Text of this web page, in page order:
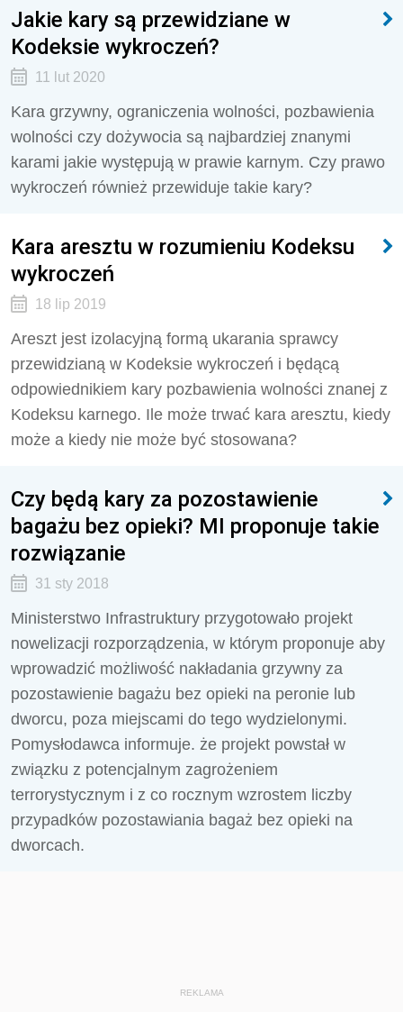
Jakie kary są przewidziane w
Kodeksie wykroczeń?
11 lut 2020
Kara grzywny, ograniczenia wolności, pozbawienia
wolności czy dożywocia są najbardziej znanymi
karami jakie występują w prawie karnym. Czy prawo
wykroczeń również przewiduje takie kary?
Kara aresztu w rozumieniu Kodeksu
wykroczeń
18 lip 2019
Areszt jest izolacyjną formą ukarania sprawcy
przewidzianą w Kodeksie wykroczeń i będącą
odpowiednikiem kary pozbawienia wolności znanej z
Kodeksu karnego. Ile może trwać kara aresztu, kiedy
może a kiedy nie może być stosowana?
Czy będą kary za pozostawienie
bagażu bez opieki? MI proponuje takie
rozwiązanie
31 sty 2018
Ministerstwo Infrastruktury przygotowało projekt
nowelizacji rozporządzenia, w którym proponuje aby
wprowadzić możliwość nakładania grzywny za
pozostawienie bagażu bez opieki na peronie lub
dworcu, poza miejscami do tego wydzielonymi.
Pomysłodawca informuje. że projekt powstał w
związku z potencjalnym zagrożeniem
terrorystycznym i z co rocznym wzrostem liczby
przypadków pozostawiania bagaż bez opieki na
dworcach.
REKLAMA